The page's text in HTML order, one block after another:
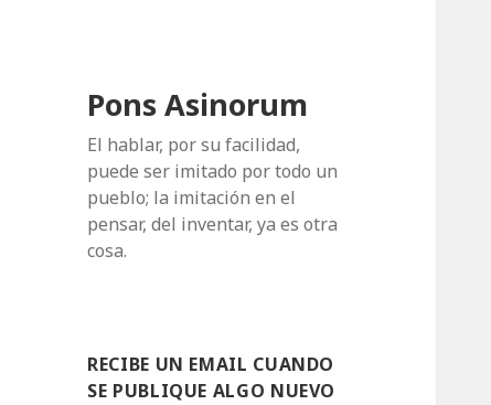
Pons Asinorum
El hablar, por su facilidad,
puede ser imitado por todo un
pueblo; la imitación en el
pensar, del inventar, ya es otra
cosa.
RECIBE UN EMAIL CUANDO
SE PUBLIQUE ALGO NUEVO